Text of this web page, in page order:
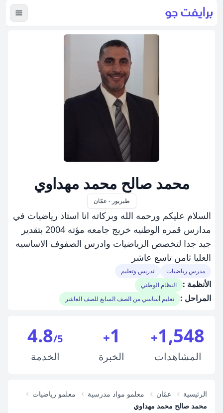
عرض
محمد صالح محمد مهداوي
طبربور - عمّان
السلام عليكم ورحمه الله وبركاته انا استاذ رياضيات في
مدارس قمره الوطنيه خريج جامعه مؤته 2004 بتقدير
جيد جدا لتخصص الرياضيات وادرس الصفوف الاساسيه
العليا ثامن تاسع عاشر
مدرس رياضيات تدريس وتعليم
الأنظمة : النظام الوطني
المراحل : تعليم أساسي من الصف السابع للصف العاشر
1,548
+
المشاهدات
1
+
الخبرة
4.8/5
الخدمة
الرئيسية عمّان معلمو مواد مدرسية
معلمو رياضيات
محمد صالح محمد مهداوي